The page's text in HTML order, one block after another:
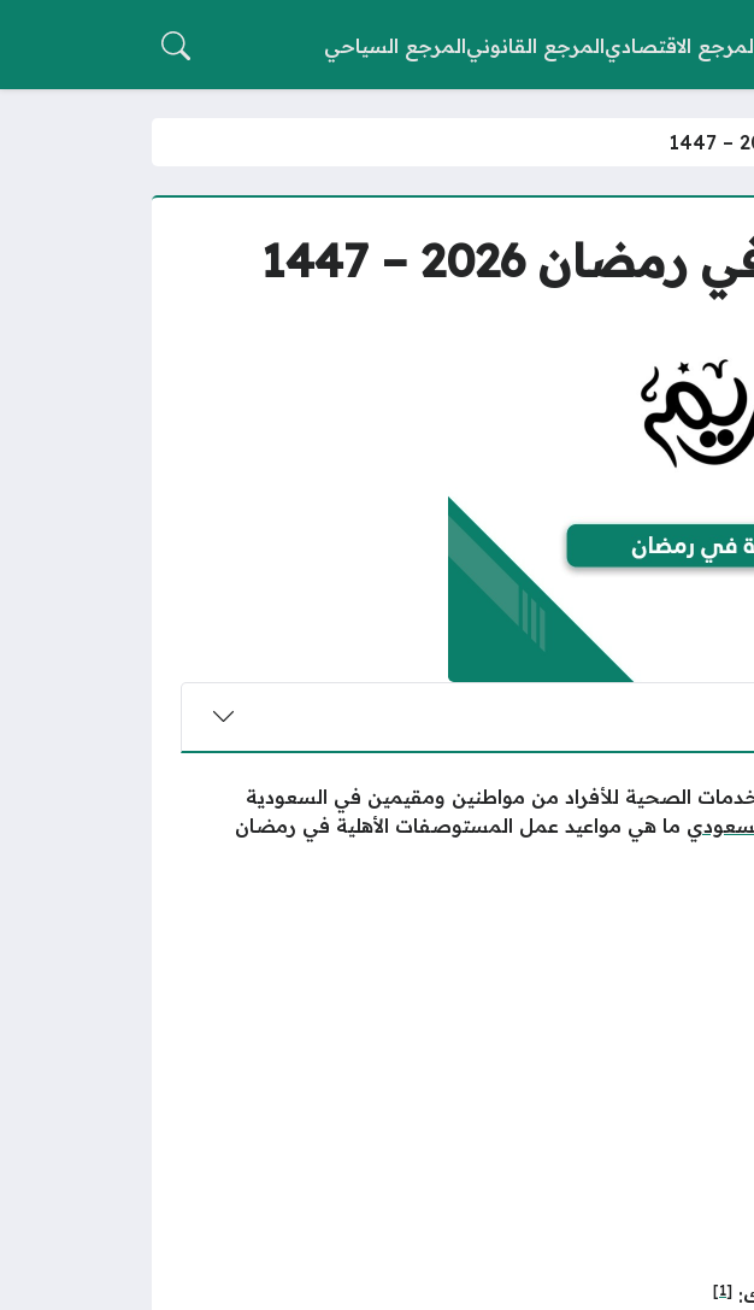
الاقتصاديالمرجع القانونيالمرجع السياحي
2026 – 1447
الصحية للأفراد من مواطنين ومقيمين في السعودية
ما هي مواعيد عمل المستوصفات الأهلية في رمضان
[1]